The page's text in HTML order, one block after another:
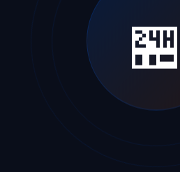
🏪